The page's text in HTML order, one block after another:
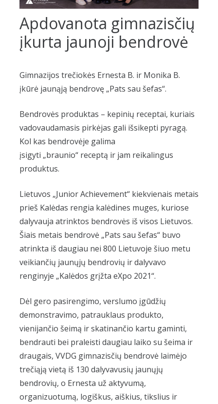
Apdovanota gimnazisčių
įkurta jaunoji bendrovė
Gimnazijos trečiokės Ernesta B. ir Monika B.
įkūrė jaunąją bendrovę „Pats sau šefas“.
Bendrovės produktas – kepinių receptai, kuriais
vadovaudamasis pirkėjas gali išsikepti pyragą.
Kol kas bendrovėje galima
įsigyti „braunio“ receptą ir jam reikalingus
produktus.
Lietuvos „Junior Achievement“ kiekvienais metais
prieš Kalėdas rengia kalėdines muges, kuriose
dalyvauja atrinktos bendrovės iš visos Lietuvos.
Šiais metais bendrovė „Pats sau šefas“ buvo
atrinkta iš daugiau nei 800 Lietuvoje šiuo metu
veikiančių jaunųjų bendrovių ir dalyvavo
renginyje „Kalėdos grįžta eXpo 2021“.
Dėl gero pasirengimo, verslumo įgūdžių
demonstravimo, patrauklaus produkto,
vienijančio šeimą ir skatinančio kartu gaminti,
bendrauti bei praleisti daugiau laiko su šeima ir
draugais, VVDG gimnazisčių bendrovė laimėjo
trečiąją vietą iš 130 dalyvavusių jaunųjų
bendrovių, o Ernesta už aktyvumą,
organizuotumą, logiškus, aiškius, tikslius ir